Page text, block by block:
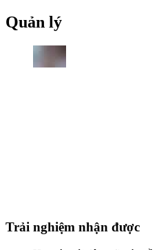
Quản lý
Trải nghiệm nhận được